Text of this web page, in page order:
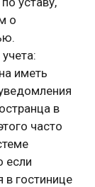
о
иметь
в
часто
если
в гостинице